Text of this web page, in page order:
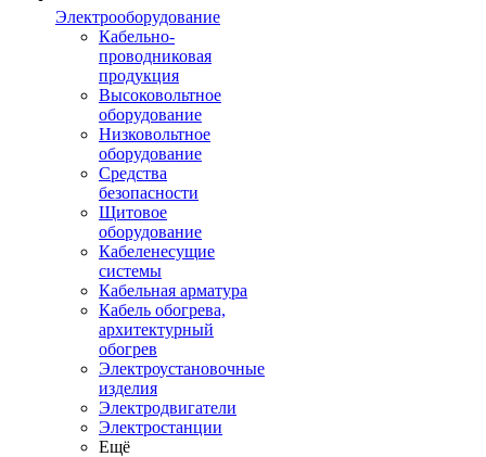
Электрооборудование
Кабельно-
проводниковая
продукция
Высоковольтное
оборудование
Низковольтное
оборудование
Средства
безопасности
Щитовое
оборудование
Кабеленесущие
системы
Кабельная арматура
Кабель обогрева,
архитектурный
обогрев
Электроустановочные
изделия
Электродвигатели
Электростанции
Ещё